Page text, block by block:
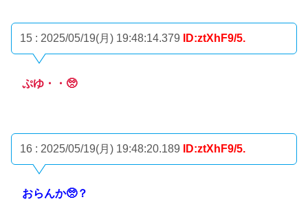
15 : 2025/05/19(月) 19:48:14.379 ID:ztXhF9/5.
ぷゆ・・🥺
16 : 2025/05/19(月) 19:48:20.189 ID:ztXhF9/5.
おらんか🥺？